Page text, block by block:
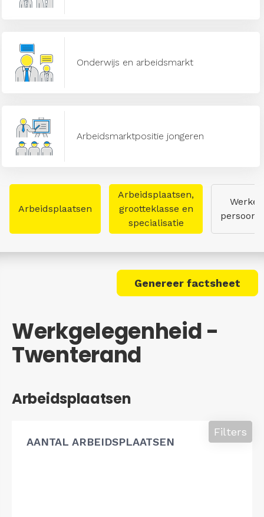
Onderwijs en arbeidsmarkt
Arbeidsmarktpositie jongeren
Arbeidsplaatsen
Arbeidsplaatsen,
grootteklasse en
specialisatie
Genereer factsheet
Werkgelegenheid -
Twenterand
Arbeidsplaatsen
AANTAL ARBEIDSPLAATSEN
Filters